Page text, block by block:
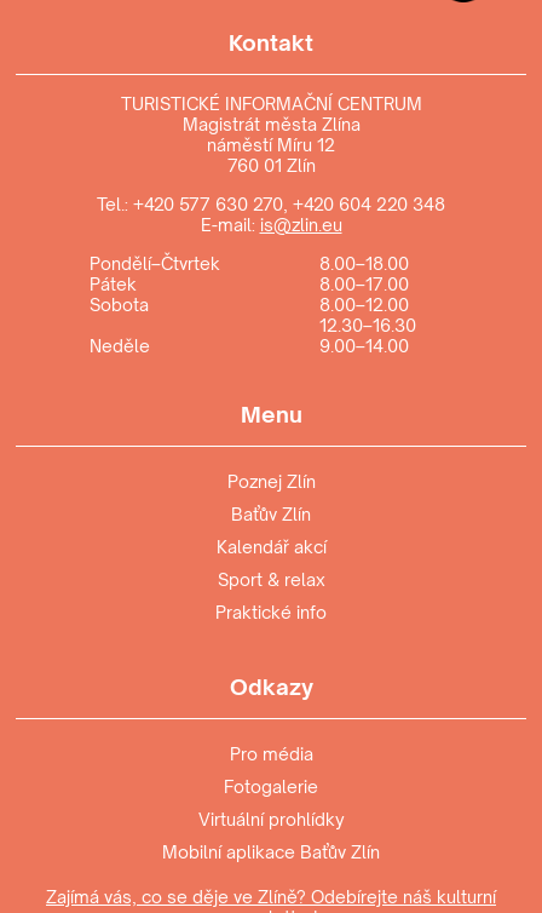
Kontakt
TURISTICKÉ INFORMAČNÍ CENTRUM
Magistrát města Zlína
náměstí Míru 12
760 01 Zlín
Tel.: +420 577 630 270 +420 604 220 348
E-mail: is@zlin.eu
Pondělí–Čtvrtek
8.00–18.00
Pátek
8.00–17.00
Sobota
8.00–12.00
12.30–16.30
Neděle
9.00–14.00
Menu
Poznej Zlín
Baťův Zlín
Kalendář akcí
Sport & relax
Praktické info
Odkazy
Pro média
Fotogalerie
Virtuální prohlídky
Mobilní aplikace Baťův Zlín
Zajímá vás, co se děje ve Zlíně? Odebírejte náš kulturní